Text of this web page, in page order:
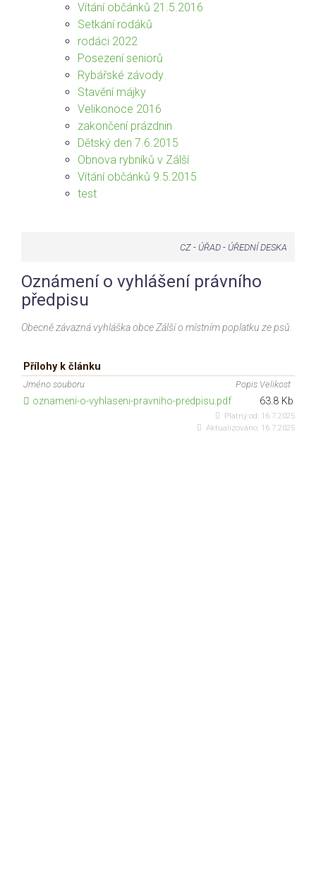
Vítání občánků 21.5.2016
Setkání rodáků
rodáci 2022
Posezení seniorů
Rybářské závody
Stavění májky
Velikonoce 2016
zakončení prázdnin
Dětský den 7.6.2015
Obnova rybníků v Zálší
Vítání občánků 9.5.2015
test
CZ- ÚŘAD- ÚŘEDNÍ DESKA
Oznámení o vyhlášení právního
předpisu
Obecně závazná vyhláška obce Zálší o místním poplatku ze psů.
Přílohy k článku
Jméno souboru Popis Velikost
oznameni-o-vyhlaseni-pravniho-predpisu.pdf 63.8 Kb
Platný od: 16.7.2025
Aktualizováno: 16.7.2025